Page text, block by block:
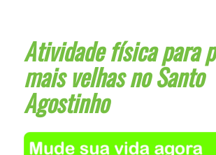
Atividade física para
mais velhas no Santo
Agostinho